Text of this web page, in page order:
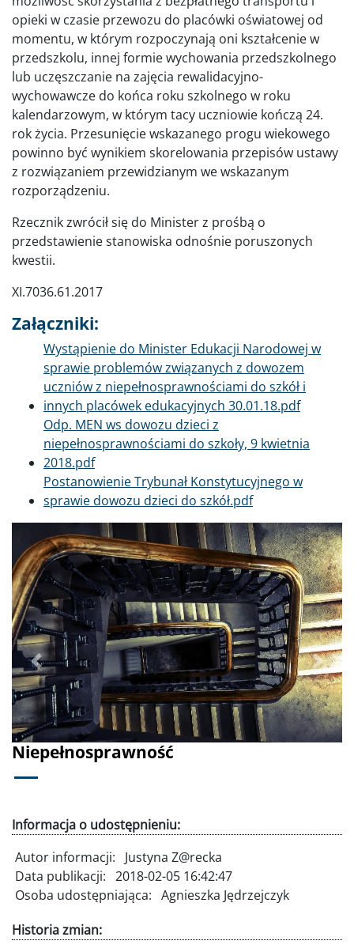
opieki w czasie przewozu do placówki oświatowej od
momentu, w którym rozpoczynają oni kształcenie w
przedszkolu, innej formie wychowania przedszkolnego
lub uczęszczanie na zajęcia rewalidacyjno-
wychowawcze do końca roku szkolnego w roku
kalendarzowym, w którym tacy uczniowie kończą 24.
rok życia. Przesunięcie wskazanego progu wiekowego
powinno być wynikiem skorelowania przepisów ustawy
z rozwiązaniem przewidzianym we wskazanym
rozporządzeniu.
Rzecznik zwrócił się do Minister z prośbą o
przedstawienie stanowiska odnośnie poruszonych
kwestii.
XI.7036.61.2017
Załączniki:
Dokument
Wystąpienie do Minister Edukacji Narodowej w
sprawie problemów związanych z dowozem
uczniów z niepełnosprawnościami do szkół i
innych placówek edukacyjnych 30.01.18.pdf
Dokument
Odp. MEN ws dowozu dzieci z
niepełnosprawnościami do szkoły, 9 kwietnia
2018.pdf
Dokument
Postanowienie Trybunał Konstytucyjnego w
sprawie dowozu dzieci do szkół.pdf
Niepełnosprawność
Poprzednie Dalej
Informacja o udostępnieniu:
Autor informacji:
Justyna Z@recka
Data publikacji: 2018-02-05 16:42:47
Osoba udostępniająca: Agnieszka Jędrzejczyk
Historia zmian: